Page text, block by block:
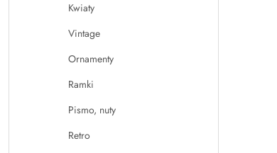
Kwiaty
Vintage
Ornamenty
Ramki
Pismo, nuty
Retro